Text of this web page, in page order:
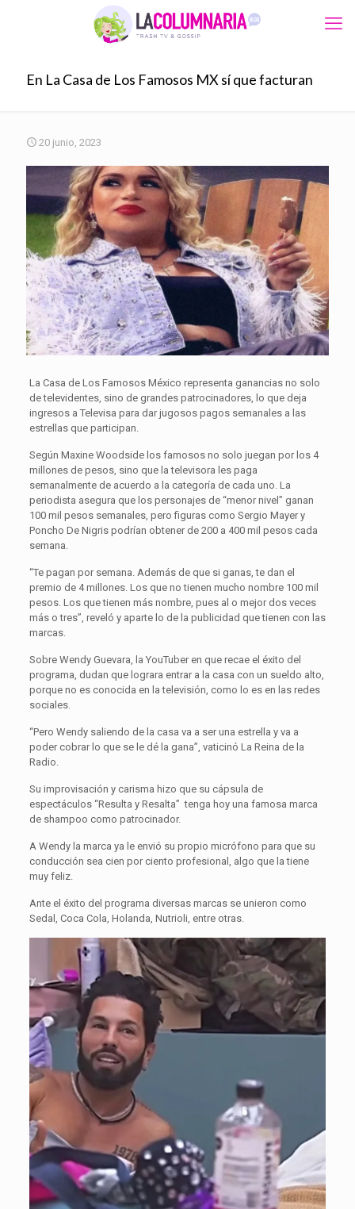
En La Casa de Los Famosos MX sí que facturan
20 junio, 2023
La Casa de Los Famosos México representa ganancias no solo
de televidentes, sino de grandes patrocinadores, lo que deja
ingresos a Televisa para dar jugosos pagos semanales a las
estrellas que participan.
Según Maxine Woodside los famosos no solo juegan por los 4
millones de pesos, sino que la televisora les paga
semanalmente de acuerdo a la categoría de cada uno. La
periodista asegura que los personajes de “menor nivel” ganan
100 mil pesos semanales, pero figuras como Sergio Mayer y
Poncho De Nigris podrían obtener de 200 a 400 mil pesos cada
semana.
“Te pagan por semana. Además de que si ganas, te dan el
premio de 4 millones. Los que no tienen mucho nombre 100 mil
pesos. Los que tienen más nombre, pues al o mejor dos veces
más o tres”, reveló y aparte lo de la publicidad que tienen con las
marcas.
Sobre Wendy Guevara, la YouTuber en que recae el éxito del
programa, dudan que lograra entrar a la casa con un sueldo alto,
porque no es conocida en la televisión, como lo es en las redes
sociales.
“Pero Wendy saliendo de la casa va a ser una estrella y va a
poder cobrar lo que se le dé la gana”, vaticinó La Reina de la
Radio.
Su improvisación y carisma hizo que su cápsula de
espectáculos “Resulta y Resalta” tenga hoy una famosa marca
de shampoo como patrocinador.
A Wendy la marca ya le envió su propio micrófono para que su
conducción sea cien por ciento profesional, algo que la tiene
muy feliz.
Ante el éxito del programa diversas marcas se unieron como
Sedal, Coca Cola, Holanda, Nutrioli, entre otras.